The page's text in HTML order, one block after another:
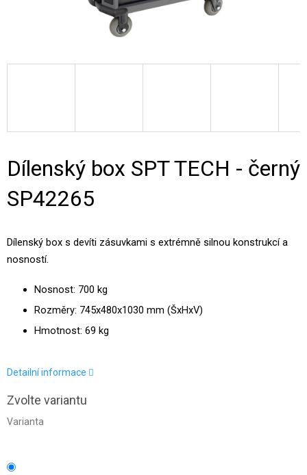
Dílenský box SPT TECH - černý
SP42265
Dílenský box s devíti zásuvkami s extrémně silnou konstrukcí a
nosností.
Nosnost: 700 kg
Rozměry: 745x480x1030 mm (ŠxHxV)
Hmotnost: 69 kg
Detailní informace
Zvolte variantu
Varianta